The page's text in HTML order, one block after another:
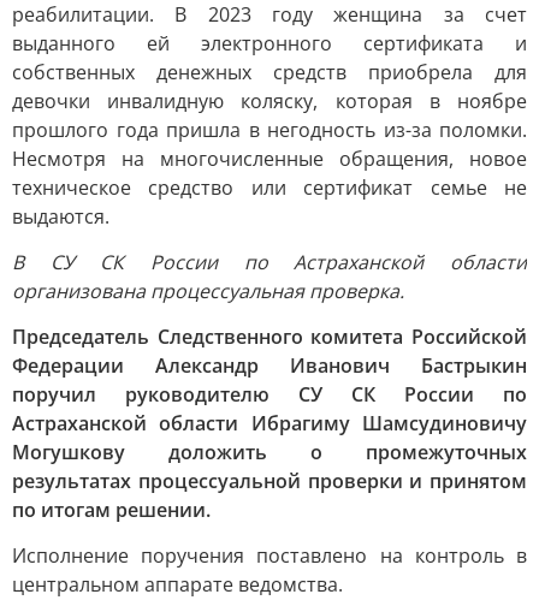
реабилитации. В 2023 году женщина за счет
выданного ей электронного сертификата и
собственных денежных средств приобрела для
девочки инвалидную коляску, которая в ноябре
прошлого года пришла в негодность из-за поломки.
Несмотря на многочисленные обращения, новое
техническое средство или сертификат семье не
выдаются.
В СУ СК России по Астраханской области
организована процессуальная проверка.
Председатель Следственного комитета Российской
Федерации Александр Иванович Бастрыкин
поручил руководителю СУ СК России по
Астраханской области Ибрагиму Шамсудиновичу
Могушкову доложить о промежуточных
результатах процессуальной проверки и принятом
по итогам решении.
Исполнение поручения поставлено на контроль в
центральном аппарате ведомства.